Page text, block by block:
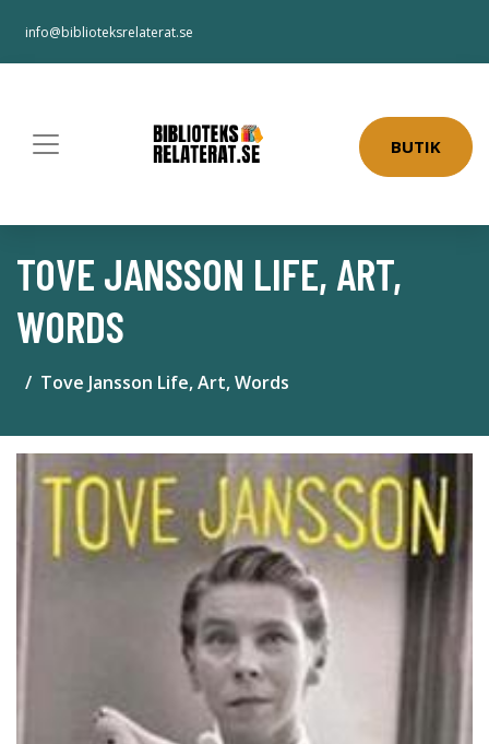
info@biblioteksrelaterat.se
BUTIK
TOVE JANSSON LIFE, ART,
WORDS
Tove Jansson Life, Art, Words